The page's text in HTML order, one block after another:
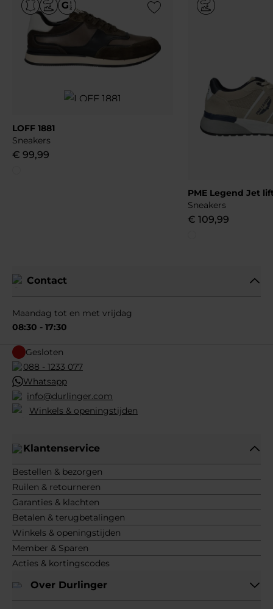
Add to Wishlist
LOFF 1881
Sneakers
€ 99,99
PME Legend Jet
Sneakers
€ 109,99
Contact
Maandag tot en met vrijdag
08:30 - 17:30
Gesloten
088 - 1233 077
Whatsapp
info@durlinger.com
Winkels & openingstijden
Klantenservice
Bestellen & bezorgen
Ruilen & retourneren
Garanties & klachten
Betalen & terugbetalingen
Winkels & openingstijden
Member & Sparen
Acties & kortingscodes
Over Durlinger